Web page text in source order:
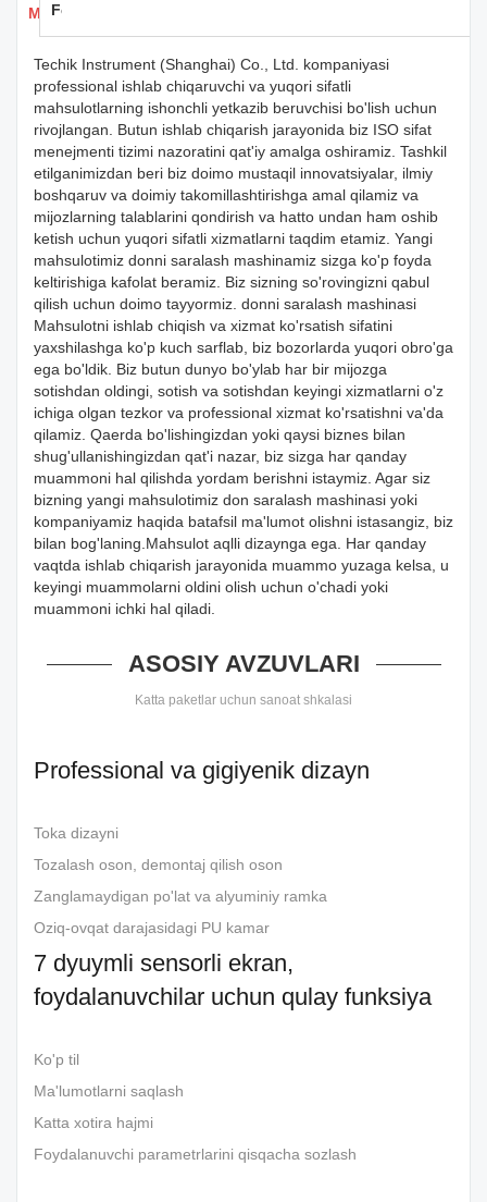
Mahsulotlar uchun ma'lumotlar
Feedback
Techik Instrument (Shanghai) Co., Ltd. kompaniyasi
professional ishlab chiqaruvchi va yuqori sifatli
mahsulotlarning ishonchli yetkazib beruvchisi bo'lish uchun
rivojlangan. Butun ishlab chiqarish jarayonida biz ISO sifat
menejmenti tizimi nazoratini qat'iy amalga oshiramiz. Tashkil
etilganimizdan beri biz doimo mustaqil innovatsiyalar, ilmiy
boshqaruv va doimiy takomillashtirishga amal qilamiz va
mijozlarning talablarini qondirish va hatto undan ham oshib
ketish uchun yuqori sifatli xizmatlarni taqdim etamiz. Yangi
mahsulotimiz donni saralash mashinamiz sizga ko'p foyda
keltirishiga kafolat beramiz. Biz sizning so'rovingizni qabul
qilish uchun doimo tayyormiz. donni saralash mashinasi
Mahsulotni ishlab chiqish va xizmat ko'rsatish sifatini
yaxshilashga ko'p kuch sarflab, biz bozorlarda yuqori obro'ga
ega bo'ldik. Biz butun dunyo bo'ylab har bir mijozga
sotishdan oldingi, sotish va sotishdan keyingi xizmatlarni o'z
ichiga olgan tezkor va professional xizmat ko'rsatishni va'da
qilamiz. Qaerda bo'lishingizdan yoki qaysi biznes bilan
shug'ullanishingizdan qat'i nazar, biz sizga har qanday
muammoni hal qilishda yordam berishni istaymiz. Agar siz
bizning yangi mahsulotimiz don saralash mashinasi yoki
kompaniyamiz haqida batafsil ma'lumot olishni istasangiz, biz
bilan bog'laning.Mahsulot aqlli dizaynga ega. Har qanday
vaqtda ishlab chiqarish jarayonida muammo yuzaga kelsa, u
keyingi muammolarni oldini olish uchun o'chadi yoki
muammoni ichki hal qiladi.
ASOSIY AVZUVLARI
Katta paketlar uchun sanoat shkalasi
Professional va gigiyenik dizayn
Toka dizayni
Tozalash oson, demontaj qilish oson
Zanglamaydigan po'lat va alyuminiy ramka
Oziq-ovqat darajasidagi PU kamar
7 dyuymli sensorli ekran,
foydalanuvchilar uchun qulay funksiya
Ko'p til
Ma'lumotlarni saqlash
Katta xotira hajmi
Foydalanuvchi parametrlarini qisqacha sozlash